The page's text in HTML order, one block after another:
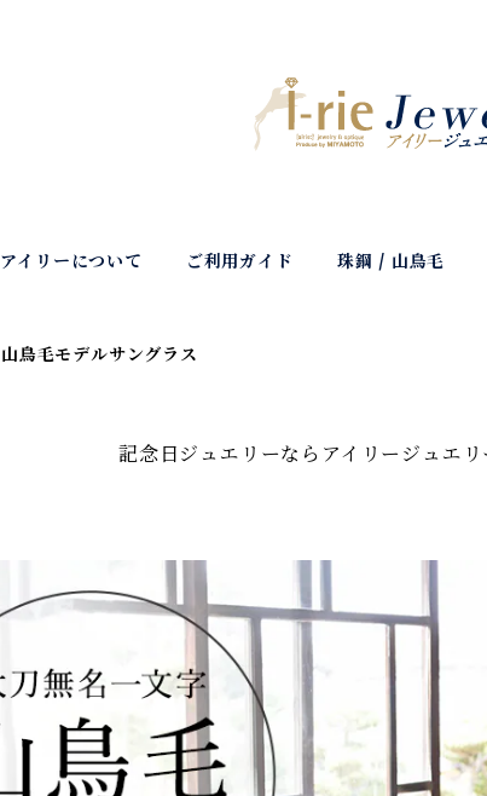
アイリーについて ご利用ガイド 珠鋼 / 山鳥毛
山鳥毛モデルサングラス
記念日ジュエリーならアイリージュエリ